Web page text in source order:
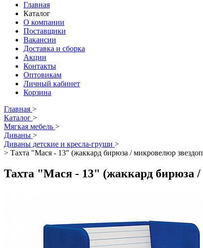
Главная
Каталог
О компании
Поставщики
Вакансии
Доставка и сборка
Акции
Контакты
Оптовикам
Личный кабинет
Корзина
Главная >
Каталог >
Мягкая мебель >
Диваны >
Диваны детские и кресла-груши >
> Тахта "Мася - 13" (жаккард бирюза / микровелюр
Тахта "Мася - 13" (жаккард бирюза /